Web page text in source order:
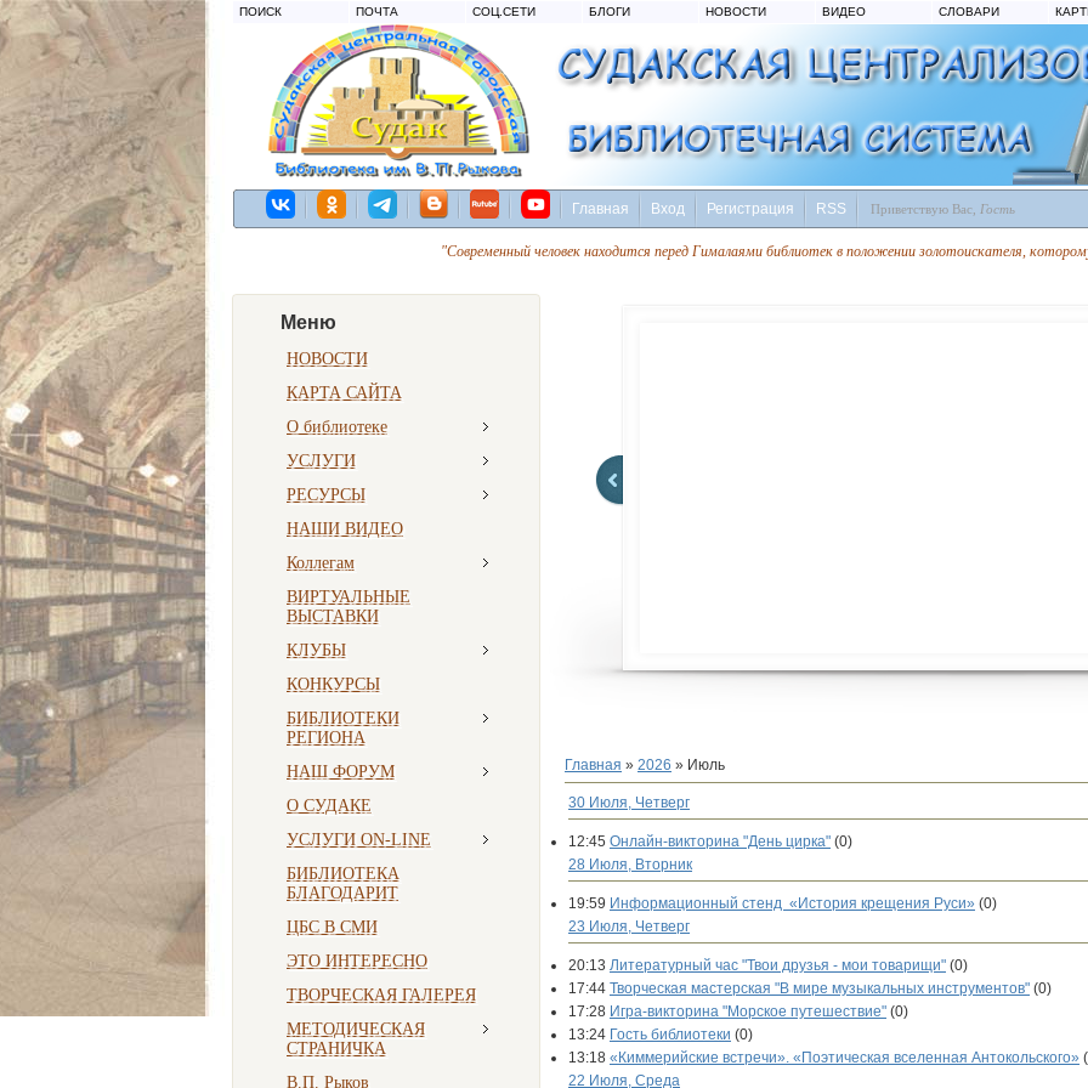
ПОИСК ПОЧТА СОЦ.СЕТИ БЛОГИ НОВОСТИ ВИДЕО СЛОВАРИ
Главная Вход Регистрация RSS Приветствую Вас Гость
"Современный человек находится перед Гималаями библиотек в положении золотоискателя,
Меню
НОВОСТИ
КАРТА САЙТА
О библиотеке
УСЛУГИ
РЕСУРСЫ
НАШИ ВИДЕО
Коллегам
ВИРТУАЛЬНЫЕ
ВЫСТАВКИ
КЛУБЫ
КОНКУРСЫ
БИБЛИОТЕКИ
РЕГИОНА
НАШ ФОРУМ
О СУДАКЕ
УСЛУГИ ON-LINE
БИБЛИОТЕКА
БЛАГОДАРИТ
ЦБС В СМИ
ЭТО ИНТЕРЕСНО
ТВОРЧЕСКАЯ ГАЛЕРЕЯ
МЕТОДИЧЕСКАЯ
СТРАНИЧКА
В.П. Рыков
Главная » 2026 » Июль
30 Июля, Четверг
12:45 Онлайн-викторина "День цирка" (0)
28 Июля, Вторник
19:59 Информационный стенд «История крещения Руси» (0)
23 Июля, Четверг
20:13 Литературный час "Твои друзья - мои товарищи" (0)
17:44 Творческая мастерская "В мире музыкальных инструментов" (0)
17:28 Игра-викторина "Морское путешествие" (0)
13:24 Гость библиотеки (0)
13:18 «Киммерийские встречи». «Поэтическая вселенная Антокольского»
22 Июля, Среда